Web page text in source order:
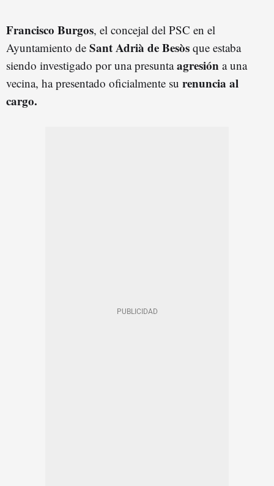
Francisco Burgos, el concejal del PSC en el
Ayuntamiento de Sant Adrià de Besòs que estaba
siendo investigado por una presuntaagresión a una
vecina, ha presentado oficialmente su renuncia al
cargo.